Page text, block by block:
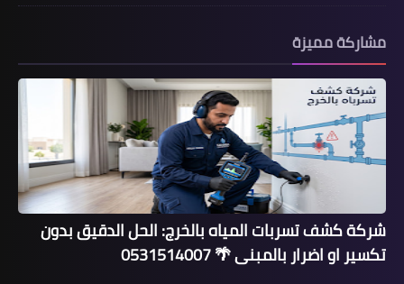
مشاركة مميزة
شركة كشف تسربات المياه بالخرج: الحل الدقيق بدون
تكسير او اضرار بالمبنى 🌴 0531514007